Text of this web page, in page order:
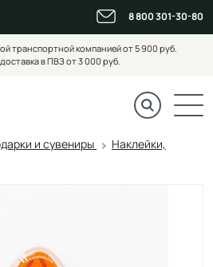
8 800 301-30-80
транспортной компанией от 5 900 руб.
в ПВЗ от 3 000 руб.
и сувениры
Наклейки,